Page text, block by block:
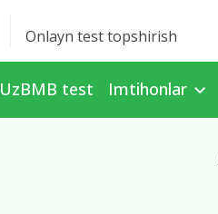
Onlayn test topshirish
UzBMB test Imtihonlar